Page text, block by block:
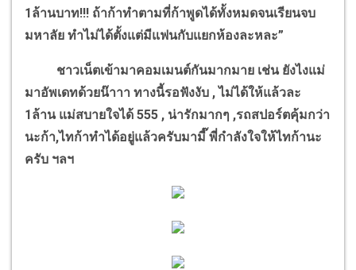
1ล้านบาท!!! ถ้าก้าทำตามที่ก้าพูดได้ทั้งหมดจนเรียนจบ
มหาลัย ทำไม่ได้ตั้งแต่มีแฟนกับแยกห้องละหละ”
ชาวเน็ตเข้ามาคอมเมนต์กันมากมาย เช่น ยังไงแม่
มาอัพเดทด้วยน๊าาา ทางนี้รอฟังงับ , ไม่ได้ให้แล้วละ
1ล้าน แม่สบายใจได้ 555 , น่ารักมากๆ ,รถสปอร์ตคุ้มกว่า
นะก้า,ไทก้าทำได้อยู่แล้วครับมามี๊ พี่กำลังใจให้ไทก้านะ
ครับ ฯลฯ